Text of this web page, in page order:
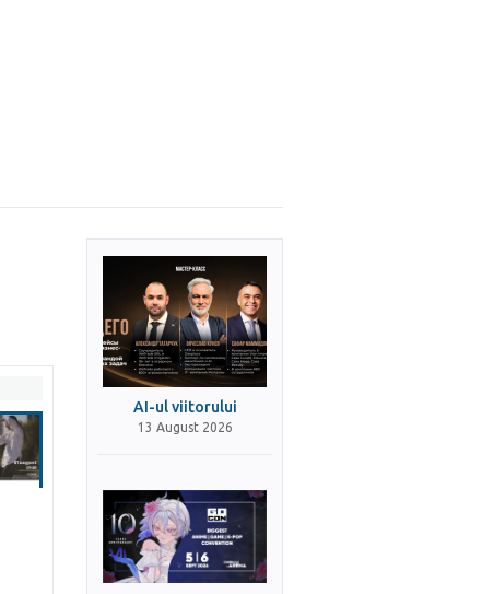
AI-ul viitorului
13 August 2026